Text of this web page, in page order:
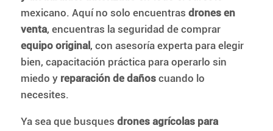
mexicano. Aquí no solo encuentras drones en
venta, encuentras la seguridad de comprar
equipo original , con asesoría experta para elegir
bien, capacitación práctica para operarlo sin
miedo y reparación de dañoscuando lo
necesites.
Ya sea que busques drones agrícolas para